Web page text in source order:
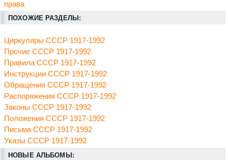
права
ПОХОЖИЕ РАЗДЕЛЫ:
Циркуляры СССР 1917-1992
Прочие СССР 1917-1992
Правила СССР 1917-1992
Инструкции СССР 1917-1992
Обращения СССР 1917-1992
Распоряжения СССР 1917-1992
Законы СССР 1917-1992
Положения СССР 1917-1992
Письма СССР 1917-1992
Указы СССР 1917-1992
НОВЫЕ АЛЬБОМЫ: